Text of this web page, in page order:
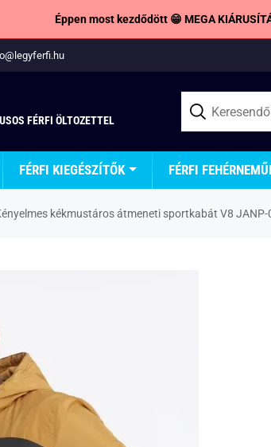
Éppen most kezdődött 😁 MEGA
FÉRFI ÖLTOZETTEL
FÉRFI KIEGÉSZÍTŐK FÉRFI
kékmustáros átmeneti sportkabát V8 JANP-